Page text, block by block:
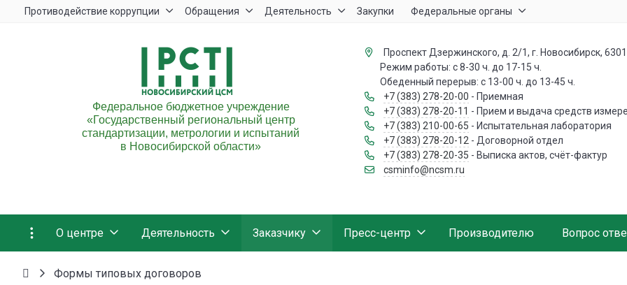
Противодействие коррупции Обращения Деятельность Закупки Федеральные органы
Федеральное бюджетное учреждение
«Государственный региональный центр
стандартизации, метрологии и испытаний
в Новосибирской области»
Проспект Дзержинского, д. 2/1, г. Новосибирск,
Режим работы: с 8-30 ч. до 17-15 ч.
Обеденный перерыв: с 13-00 ч. до 13-45 ч.
+7 (383) 278-20-00 - Приемная
+7 (383) 278-20-11 - Прием и выдача средств
+7 (383) 210-00-65 - Испытательная лаборатория
+7 (383) 278-20-12 - Договорной отдел
+7 (383) 278-20-35 - Выписка актов, счёт-фактур
csminfo@ncsm.ru
О центре Деятельность Заказчику Пресс-центр Производителю Вопрос
Формы типовых договоров